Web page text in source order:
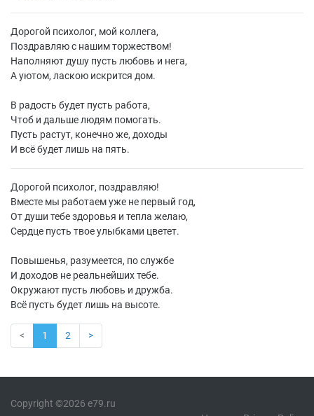
Дорогой психолог, мой коллега,
Поздравляю с нашим торжеством!
Наполняют душу пусть любовь и нега,
А уютом, ласкою искрится дом.
В радость будет пусть работа,
Чтоб и дальше людям помогать.
Пусть растут, конечно же, доходы
И всё будет лишь на пять.
Дорогой психолог, поздравляю!
Вместе мы работаем уже не первый год,
От души тебе здоровья и тепла желаю,
Сердце пусть твое улыбками цветет.
Повышенья, разумеется, по службе
И доходов не реальнейших тебе.
Окружают пусть любовь и дружба.
Всё пусть будет лишь на высоте.
< 1 2 >
Copyright ©2026 e79.ru